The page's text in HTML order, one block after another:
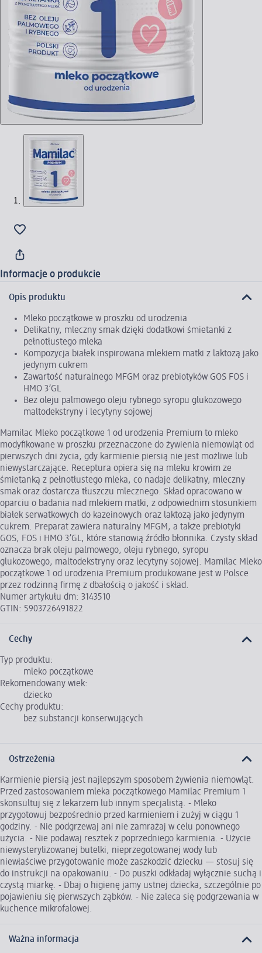
Informacje o produkcie
Opis produktu
Mleko początkowe w proszku od urodzenia
Delikatny, mleczny smak dzięki dodatkowi śmietanki z
pełnotłustego mleka
Kompozycja białek inspirowana mlekiem matki z laktozą jako
jedynym cukrem
Zawartość naturalnego MFGM oraz prebiotyków GOS FOS i
HMO 3’GL
Bez oleju palmowego oleju rybnego syropu glukozowego
maltodekstryny i lecytyny sojowej
Mamilac Mleko początkowe 1 od urodzenia Premium to mleko
modyfikowane w proszku przeznaczone do żywienia niemowląt od
pierwszych dni życia, gdy karmienie piersią nie jest możliwe lub
niewystarczające. Receptura opiera się na mleku krowim ze
śmietanką z pełnotłustego mleka, co nadaje delikatny, mleczny
smak oraz dostarcza tłuszczu mlecznego. Skład opracowano w
oparciu o badania nad mlekiem matki, z odpowiednim stosunkiem
białek serwatkowych do kazeinowych oraz laktozą jako jedynym
cukrem. Preparat zawiera naturalny MFGM, a także prebiotyki
GOS, FOS i HMO 3’GL, które stanowią źródło błonnika. Czysty skład
oznacza brak oleju palmowego, oleju rybnego, syropu
glukozowego, maltodekstryny oraz lecytyny sojowej. Mamilac Mleko
początkowe 1 od urodzenia Premium produkowane jest w Polsce
przez rodzinną firmę z dbałością o jakość i skład.
Numer artykułu dm: 3143510
GTIN: 5903726491822
Cechy
Typ produktu:
mleko początkowe
Rekomendowany wiek:
dziecko
Cechy produktu:
bez substancji konserwujących
Ostrzeżenia
Karmienie piersią jest najlepszym sposobem żywienia niemowląt.
Przed zastosowaniem mleka początkowego Mamilac Premium 1
skonsultuj się z lekarzem lub innym specjalistą. - Mleko
przygotowuj bezpośrednio przed karmieniem i zużyj w ciągu 1
godziny. - Nie podgrzewaj ani nie zamrażaj w celu ponownego
użycia. - Nie podawaj resztek z poprzedniego karmienia. - Użycie
niewysterylizowanej butelki, nieprzegotowanej wody lub
niewłaściwe przygotowanie może zaszkodzić dziecku — stosuj się
do instrukcji na opakowaniu. - Do puszki odkładaj wyłącznie suchą i
czystą miarkę. - Dbaj o higienę jamy ustnej dziecka, szczególnie po
pojawieniu się pierwszych ząbków. - Nie zaleca się podgrzewania w
kuchence mikrofalowej.
Ważna informacja